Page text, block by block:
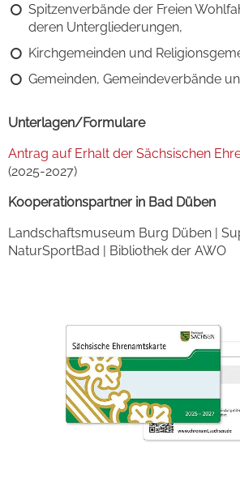
Spitzenverbände der Freien
deren Untergliederungen,
Kirchgemeinden und
Gemeinden, Gemeindeverbände
Unterlagen/Formulare
Antrag auf Erhalt der Sächsischen
(2025-2027)
Kooperationspartner in Bad Düben
Landschaftsmuseum Burg Düben |
NaturSportBad | Bibliothek der AWO